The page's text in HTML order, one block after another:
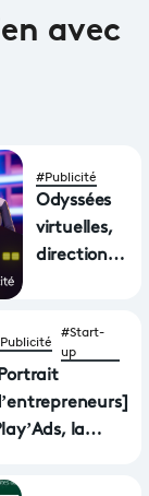
avec
#Publicité
Odyssées
virtuelles,
direction
publicitaire
de France
#Start-
up
la
la